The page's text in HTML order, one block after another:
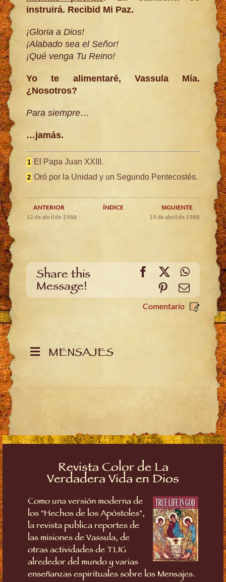
instruirá. Recibid Mi Paz.
¡Gloria a Dios!
¡Alabado sea el Señor!
¡Qué venga Tu Reino!
Yo te alimentaré, Vassula Mía.
¿Nosotros?
Para siempre…
…jamás.
1 El Papa Juan XXIII.
2 Oró por la Unidad y un Segundo Pentecostés.
ANTERIOR ÍNDICE
SIGUIENTE
12 de abril de 1988
19 de abril de 1988
Share this
Message!
Facebook
X
Pinterest
Email
Comentario
MENSAJES
Revista Color de La
Verdadera Vida en Dios
Como una versión moderna de
los "Hechos de los Apóstoles",
la revista publica reportes de
las misiones de Vassula, de
otras actividades de TLIG
alrededor del mundo y varias
enseñanzas espirituales sobre los Mensajes.